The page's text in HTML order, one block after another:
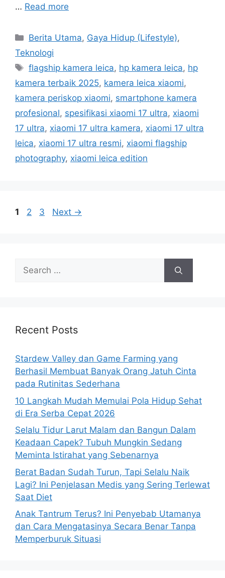
… Read more
Categories
Berita Utama, Gaya Hidup (Lifestyle),
Teknologi
Tags
flagship kamera leica, hp kamera leica, hp
kamera terbaik 2025, kamera leica xiaomi,
kamera periskop xiaomi, smartphone kamera
profesional, spesifikasi xiaomi 17 ultra, xiaomi
17 ultra, xiaomi 17 ultra kamera, xiaomi 17 ultra
leica, xiaomi 17 ultra resmi, xiaomi flagship
photography, xiaomi leica edition
Page
1 Page
2 Page
3 Next →
Search
for:
Recent Posts
Stardew Valley dan Game Farming yang
Berhasil Membuat Banyak Orang Jatuh Cinta
pada Rutinitas Sederhana
10 Langkah Mudah Memulai Pola Hidup Sehat
di Era Serba Cepat 2026
Selalu Tidur Larut Malam dan Bangun Dalam
Keadaan Capek? Tubuh Mungkin Sedang
Meminta Istirahat yang Sebenarnya
Berat Badan Sudah Turun, Tapi Selalu Naik
Lagi? Ini Penjelasan Medis yang Sering Terlewat
Saat Diet
Anak Tantrum Terus? Ini Penyebab Utamanya
dan Cara Mengatasinya Secara Benar Tanpa
Memperburuk Situasi